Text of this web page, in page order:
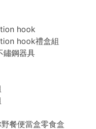
hook
hook禮盒組
鏽鋼器具
餐便當盒零食盒